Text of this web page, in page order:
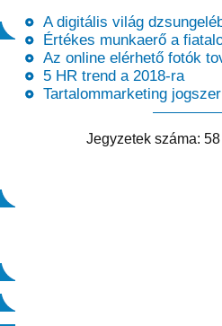
A digitális világ
Értékes munkaerő a
Az online elérhető fotók
5 HR trend a 2018-ra
Tartalommarketing
Jegyzetek száma: